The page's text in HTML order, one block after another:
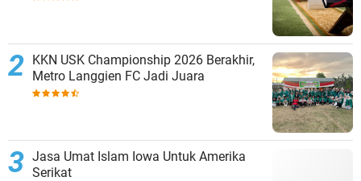
KKN USK Championship 2026 Berakhir,
Metro Langgien FC Jadi Juara
Jasa Umat Islam Iowa Untuk Amerika
Serikat